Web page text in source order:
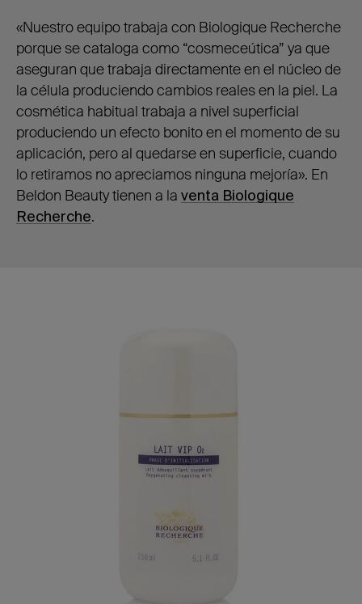
«Nuestro equipo trabaja con Biologique Recherche
porque se cataloga como “cosmeceútica” ya que
aseguran que trabaja directamente en el núcleo de
la célula produciendo cambios reales en la piel. La
cosmética habitual trabaja a nivel superficial
produciendo un efecto bonito en el momento de su
aplicación, pero al quedarse en superficie, cuando
lo retiramos no apreciamos ninguna mejoría». En
Beldon Beauty tienen a la venta Biologique
Recherche.